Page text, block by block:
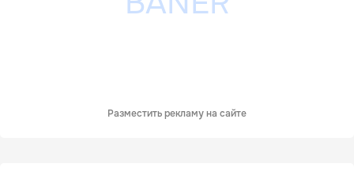
Разместить рекламу на сайте